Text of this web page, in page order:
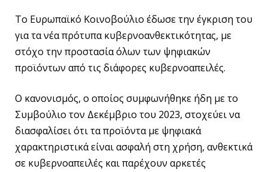
Το Ευρωπαϊκό Κοινοβούλιο έδωσε την έγκριση του
για τα νέα πρότυπα κυβερνοανθεκτικότητας, με
στόχο την προστασία όλων των ψηφιακών
προϊόντων από τις διάφορες κυβερνοαπειλές.
Ο κανονισμός, ο οποίος συμφωνήθηκε ήδη με το
Συμβούλιο τον Δεκέμβριο του 2023, στοχεύει να
διασφαλίσει ότι τα προϊόντα με ψηφιακά
χαρακτηριστικά είναι ασφαλή στη χρήση, ανθεκτικά
σε κυβερνοαπειλές και παρέχουν αρκετές